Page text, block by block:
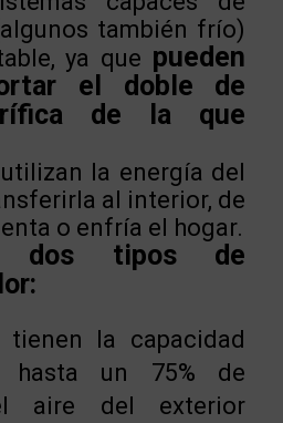
también frío)
ya que pueden
el doble de
de la que
la energía del
al interior, de
o enfría el hogar.
dos tipos de
tienen la capacidad
hasta un 75% de
aire del exterior